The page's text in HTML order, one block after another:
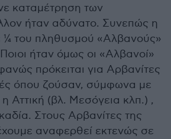
καταμέτρηση των
ήταν αδύνατο. Συνεπώς η
του πληθυσμού «Αλβανούς»
ήταν όμως οι «Αλβανοί»
πρόκειται για Αρβανίτες
όπου ζούσαν, σύμφωνα με
Αττική (βλ. Μεσόγεια κλπ.) ,
Στους Αρβανίτες της
αναφερθεί εκτενώς σε